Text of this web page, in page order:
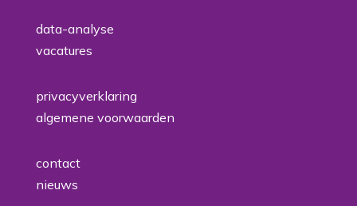
data-analyse
vacatures
privacyverklaring
algemene voorwaarden
contact
nieuws